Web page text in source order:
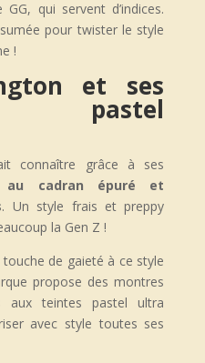
qui servent d’indices.
pour twister le style
!
et ses
pastel
connaître grâce à ses
au cadran épuré et
. Un style frais et preppy
la Gen Z !
de gaieté à ce style
propose des montres
aux teintes pastel ultra
avec style toutes ses